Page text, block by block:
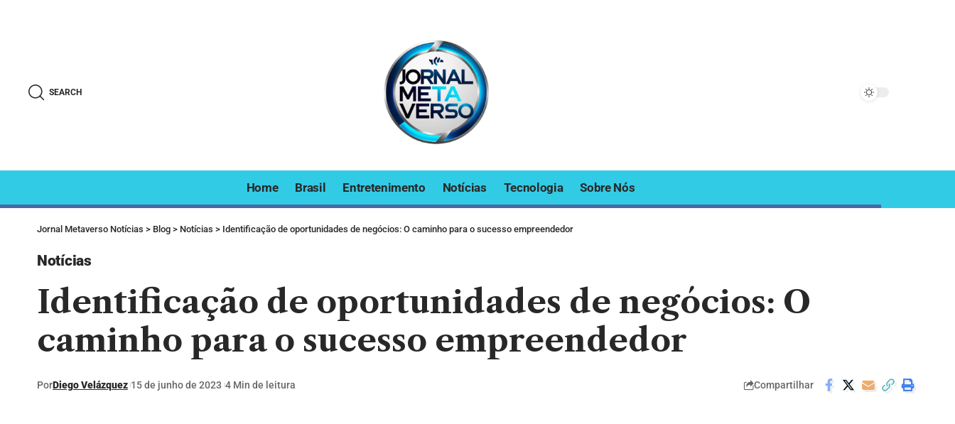
SEARCH
Home Brasil Entretenimento Notícias Tecnologia Sobre Nós
Jornal Metaverso Notícias > Blog > Notícias > Identificação de oportunidades de negócios: O caminho para o sucesso empreendedor
Notícias
Identificação de oportunidades de negócios: O
caminho para o sucesso empreendedor
PorDiego Velázquez 15 de junho de 2023 4 Min de leitura Compartilhar